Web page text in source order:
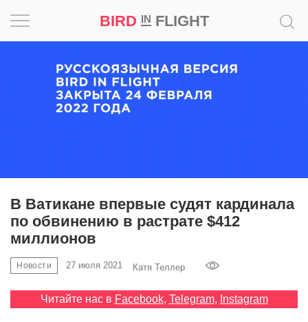
BIRD INFLIGHT
В Ватикане впервые судят кардинала
по обвинению в растрате $412
миллионов
Новости 27 июля 2021 Катя Теллер
Читайте нас в Facebook, Telegram, Instagram